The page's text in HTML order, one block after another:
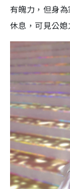
有魄力，但身
休息，可見公